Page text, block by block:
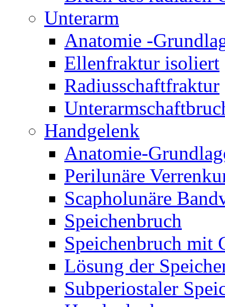
Unterarm
Anatomie -
Ellenfraktur isoliert
Radiusschaftfraktur
Handgelenk
Anatomie-
Perilunäre
Scapholunäre
Speichenbruch
Speichenbruch mit
Lösung der
Subperiostaler